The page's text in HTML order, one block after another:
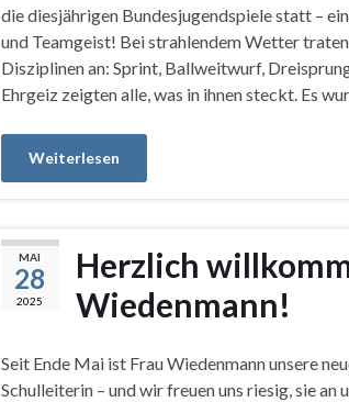
die diesjährigen Bundesjugendspiele statt –
und Teamgeist! Bei strahlendem Wetter
Disziplinen an: Sprint, Ballweitwurf,
Ehrgeiz zeigten alle, was in ihnen steckt. Es
Weiterlesen
MAI
28
2025
Herzlich
Wiedenmann!
Seit Ende Mai ist Frau Wiedenmann unsere
Schulleiterin – und wir freuen uns riesig, sie